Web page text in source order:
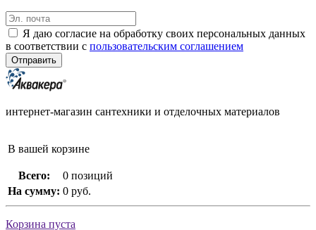
Я даю согласие на обработку своих персональных данных
в соответствии с пользовательским соглашением
интернет-магазин сантехники и отделочных материалов
В вашей корзине
Всего:
0 позиций
На сумму: 0 руб.
Корзина пуста